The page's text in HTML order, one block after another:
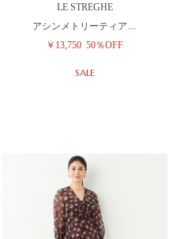
LE STREGHE
アシンメトリーティア…
￥13,750 50％OFF
SALE